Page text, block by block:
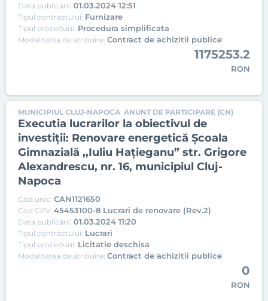
Data publicării: 01.03.2024 12:51
Tipul contractului: Furnizare
Tipul procedurii: Procedura simplificata
Modalitatea de atribuire: Contract de achizitii publice
1175253.2
RON
MUNICIPIUL CLUJ-NAPOCA ANUNT DE PARTICIPARE (CN)
Executia lucrarilor la obiectivul de
investiții: Renovare energetică Școala
Gimnazială ,,Iuliu Hațieganu” str. Grigore
Alexandrescu, nr. 16, municipiul Cluj-
Napoca
Cod unic: CAN1121650
Cod CPV: 45453100-8 Lucrari de renovare (Rev.2)
Data publicării: 01.03.2024 11:20
Tipul contractului: Lucrari
Tipul procedurii: Licitatie deschisa
Modalitatea de atribuire: Contract de achizitii publice
0
RON